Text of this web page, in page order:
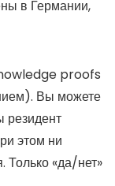
в Германии,
proofs
Вы можете
резидент
этом ни
Только «да/нет»